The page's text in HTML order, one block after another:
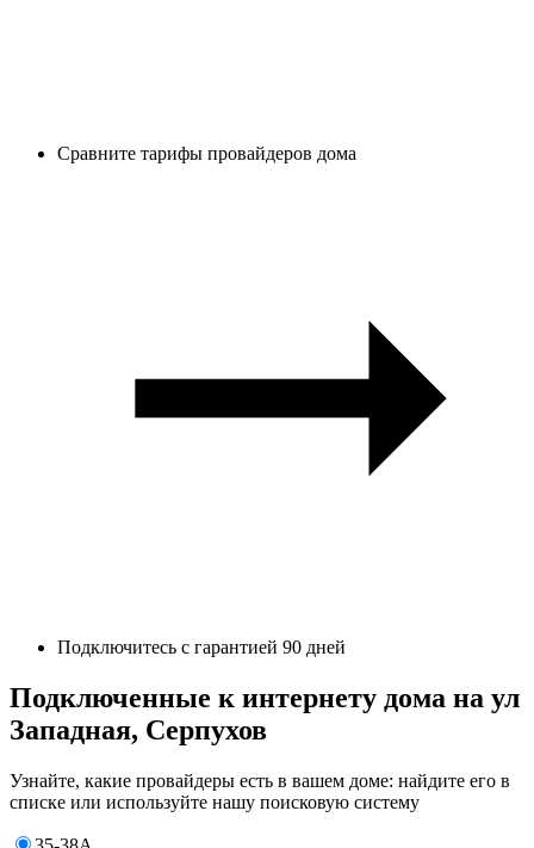
Сравните тарифы провайдеров дома
Подключитесь с гарантией 90 дней
Подключенные к интернету дома на ул
Западная, Серпухов
Узнайте, какие провайдеры есть в вашем доме: найдите его в
списке или используйте нашу поисковую систему